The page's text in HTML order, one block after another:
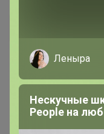
Войти с
Леныра
Нескучные
Реoplе на